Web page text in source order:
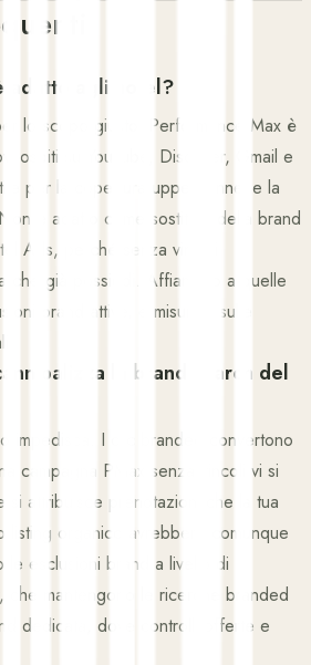
adatto agli hotel?
lo scopo giusto. Performance Max è
ospiti su YouTube, Discover, Gmail e
per la copertura upper-funnel e la
è adatto come sostituto della brand
Ads, perché senza vincoli
che già possiedi. Affiancalo a quelle
brand attive, e misuralo sulle
la brand search del
impedisca. I clic branded convertono
campagna PMax senza vincoli vi si
si attribuisce prenotazioni che la tua
listing organico avrebbero comunque
le esclusioni brand a livello di
che mantengono le ricerche branded
dedicata, dove controlli offerte e